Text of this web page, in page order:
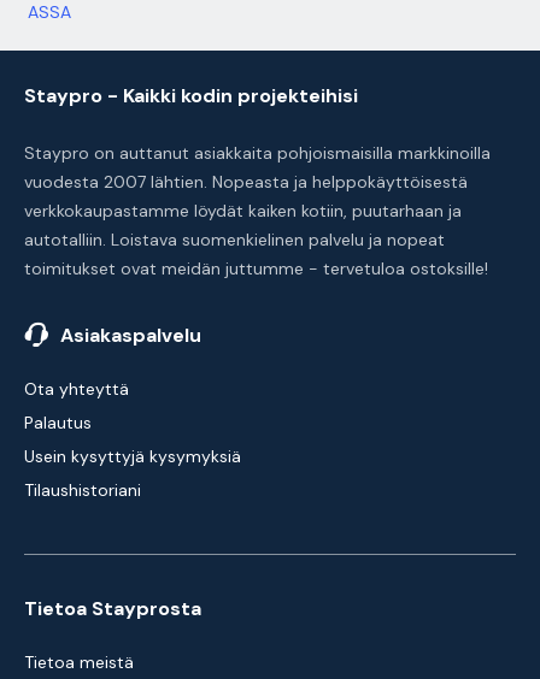
ASSA
Staypro - Kaikki kodin projekteihisi
Staypro on auttanut asiakkaita pohjoismaisilla markkinoilla
vuodesta 2007 lähtien. Nopeasta ja helppokäyttöisestä
verkkokaupastamme löydät kaiken kotiin, puutarhaan ja
autotalliin. Loistava suomenkielinen palvelu ja nopeat
toimitukset ovat meidän juttumme - tervetuloa ostoksille!
Asiakaspalvelu
Ota yhteyttä
Palautus
Usein kysyttyjä kysymyksiä
Tilaushistoriani
Tietoa Stayprosta
Tietoa meistä